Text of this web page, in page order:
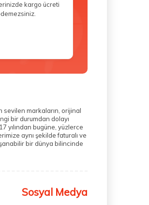
kargo ücreti
sevilen markaların, orijinal
bir durumdan dolayı
yılından bugüne, yüzlerce
aynı şekilde faturalı ve
bir dünya bilincinde
Sosyal Medya